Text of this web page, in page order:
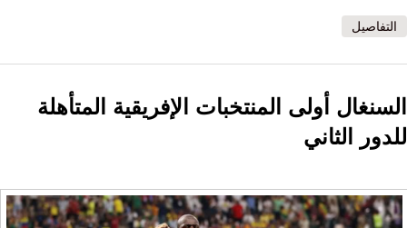
التفاصيل
السنغال أولى المنتخبات الإفريقية المتأهلة
للدور الثاني